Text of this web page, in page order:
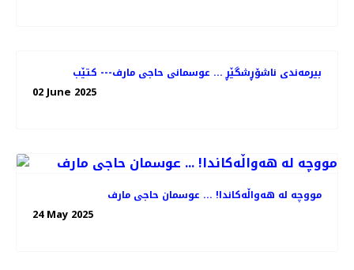
بیرمەندی ناشۆڕشگێڕ ... عوسمانی حاجی مارف--- کتێب
02 June 2025
مووچە لە هەواڵەکاندا! ... عوسمان حاجی مارف
24 May 2025